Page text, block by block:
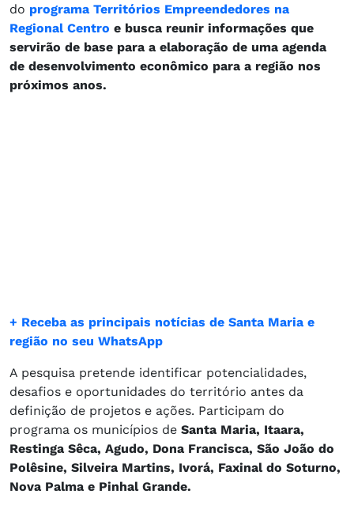
do programa Territórios Empreendedores na
Regional Centro e busca reunir informações que
servirão de base para a elaboração de uma agenda
de desenvolvimento econômico para a região nos
próximos anos.
+ Receba as principais notícias de Santa Maria e
região no seu WhatsApp
A pesquisa pretende identificar potencialidades,
desafios e oportunidades do território antes da
definição de projetos e ações. Participam do
programa os municípios de Santa Maria, Itaara,
Restinga Sêca, Agudo, Dona Francisca, São João do
Polêsine, Silveira Martins, Ivorá, Faxinal do Soturno,
Nova Palma e Pinhal Grande.